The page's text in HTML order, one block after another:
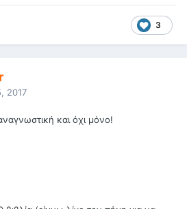
3
2017
και όχι μόνο!